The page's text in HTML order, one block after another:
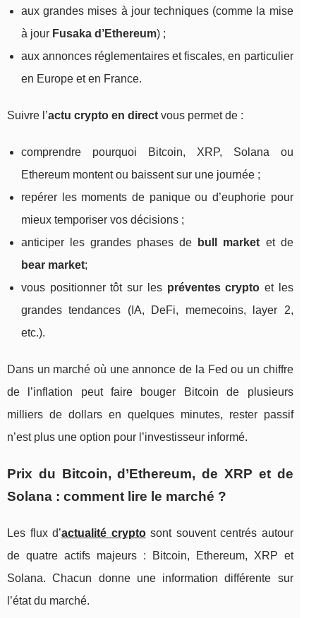
aux grandes mises à jour techniques (comme la mise
à jour Fusaka d’Ethereum) ;
aux annonces réglementaires et fiscales, en particulier
en Europe et en France.
Suivre l’actu crypto en direct vous permet de :
comprendre pourquoi Bitcoin, XRP, Solana ou
Ethereum montent ou baissent sur une journée ;
repérer les moments de panique ou d’euphorie pour
mieux temporiser vos décisions ;
anticiper les grandes phases de
bull market et de
bear market;
vous positionner tôt sur les préventes crypto et les
grandes tendances (IA, DeFi, memecoins, layer 2,
etc.).
Dans un marché où une annonce de la Fed ou un chiffre
de l’inflation peut faire bouger Bitcoin de plusieurs
milliers de dollars en quelques minutes, rester passif
n’est plus une option pour l’investisseur informé.
Prix du Bitcoin, d’Ethereum, de XRP et de
Solana : comment lire le marché ?
Les flux d’actualité cryptosont souvent centrés autour
de quatre actifs majeurs : Bitcoin, Ethereum, XRP et
Solana. Chacun donne une information différente sur
l’état du marché.